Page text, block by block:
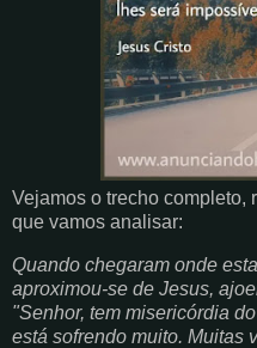
Vejamos o trecho completo,
que vamos analisar:
Quando chegaram onde
aproximou-se de Jesus,
"Senhor, tem misericórdia
está sofrendo muito. Muitas